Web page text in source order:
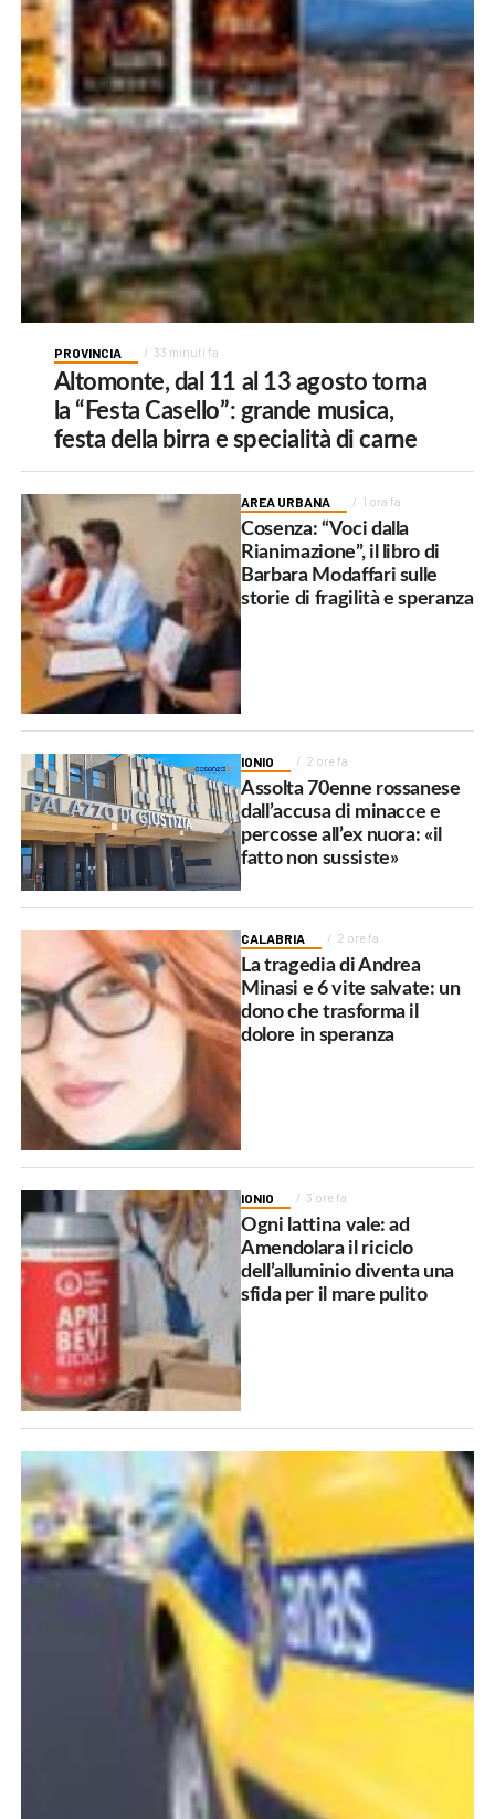
PROVINCIA 33 minuti fa
Altomonte, dal 11 al 13 agosto torna
la “Festa Casello”: grande musica,
festa della birra e specialità di carne
AREA URBANA 1 ora fa
Cosenza: “Voci dalla
Rianimazione”, il libro di
Barbara Modaffari sulle
storie di fragilità e speranza
IONIO 2 ore fa
Assolta 70enne rossanese
dall’accusa di minacce e
percosse all’ex nuora: «il
fatto non sussiste»
CALABRIA 2 ore fa
La tragedia di Andrea
Minasi e 6 vite salvate: un
dono che trasforma il
dolore in speranza
IONIO 3 ore fa
Ogni lattina vale: ad
Amendolara il riciclo
dell’alluminio diventa una
sfida per il mare pulito